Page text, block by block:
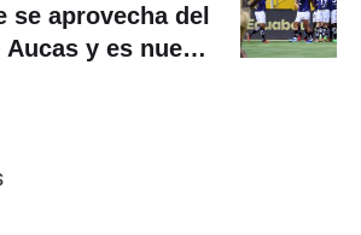
se aprovecha del
y es nuevo